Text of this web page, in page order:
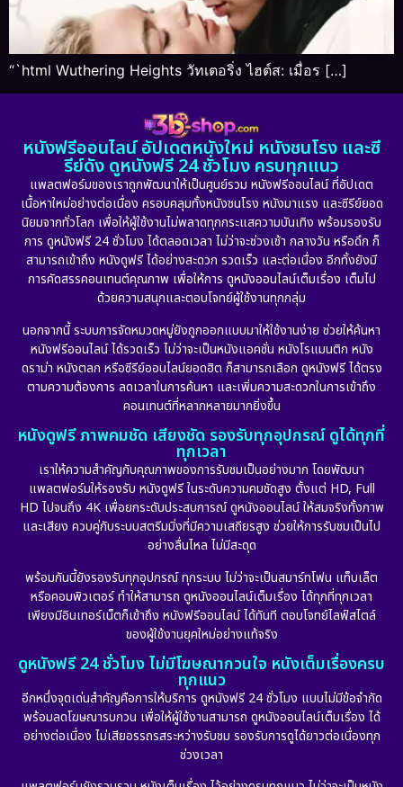
“`html Wuthering Heights วัทเตอริ่ง ไฮต์ส: เมื่อร […]
หนังฟรีออนไลน์ อัปเดตหนังใหม่ หนังชนโรง และซี
รีย์ดัง ดูหนังฟรี 24 ชั่วโมง ครบทุกแนว
แพลตฟอร์มของเราถูกพัฒนาให้เป็นศูนย์รวม หนังฟรีออนไลน์ ที่อัปเดต
เนื้อหาใหม่อย่างต่อเนื่อง ครอบคลุมทั้งหนังชนโรง หนังมาแรง และซีรีย์ยอด
นิยมจากทั่วโลก เพื่อให้ผู้ใช้งานไม่พลาดทุกกระแสความบันเทิง พร้อมรองรับ
การ ดูหนังฟรี 24 ชั่วโมง ได้ตลอดเวลา ไม่ว่าจะช่วงเช้า กลางวัน หรือดึก ก็
สามารถเข้าถึง หนังดูฟรี ได้อย่างสะดวก รวดเร็ว และต่อเนื่อง อีกทั้งยังมี
การคัดสรรคอนเทนต์คุณภาพ เพื่อให้การ ดูหนังออนไลน์เต็มเรื่อง เต็มไป
ด้วยความสนุกและตอบโจทย์ผู้ใช้งานทุกกลุ่ม
นอกจากนี้ ระบบการจัดหมวดหมู่ยังถูกออกแบบมาให้ใช้งานง่าย ช่วยให้ค้นหา
หนังฟรีออนไลน์ ได้รวดเร็ว ไม่ว่าจะเป็นหนังแอคชั่น หนังโรแมนติก หนัง
ดราม่า หนังตลก หรือซีรีย์ออนไลน์ยอดฮิต ก็สามารถเลือก ดูหนังฟรี ได้ตรง
ตามความต้องการ ลดเวลาในการค้นหา และเพิ่มความสะดวกในการเข้าถึง
คอนเทนต์ที่หลากหลายมากยิ่งขึ้น
หนังดูฟรี ภาพคมชัด เสียงชัด รองรับทุกอุปกรณ์ ดูได้ทุกที่
ทุกเวลา
เราให้ความสำคัญกับคุณภาพของการรับชมเป็นอย่างมาก โดยพัฒนา
แพลตฟอร์มให้รองรับ หนังดูฟรี ในระดับความคมชัดสูง ตั้งแต่ HD, Full
HD ไปจนถึง 4K เพื่อยกระดับประสบการณ์ ดูหนังออนไลน์ ให้สมจริงทั้งภาพ
และเสียง ควบคู่กับระบบสตรีมมิ่งที่มีความเสถียรสูง ช่วยให้การรับชมเป็นไป
อย่างลื่นไหล ไม่มีสะดุด
พร้อมกันนี้ยังรองรับทุกอุปกรณ์ ทุกระบบ ไม่ว่าจะเป็นสมาร์ทโฟน แท็บเล็ต
หรือคอมพิวเตอร์ ทำให้สามารถ ดูหนังออนไลน์เต็มเรื่อง ได้ทุกที่ทุกเวลา
เพียงมีอินเทอร์เน็ตก็เข้าถึง หนังฟรีออนไลน์ ได้ทันที ตอบโจทย์ไลฟ์สไตล์
ของผู้ใช้งานยุคใหม่อย่างแท้จริง
ดูหนังฟรี 24 ชั่วโมง ไม่มีโฆษณากวนใจ หนังเต็มเรื่องครบ
ทุกแนว
อีกหนึ่งจุดเด่นสำคัญคือการให้บริการ ดูหนังฟรี 24 ชั่วโมง แบบไม่มีข้อจำกัด
พร้อมลดโฆษณารบกวน เพื่อให้ผู้ใช้งานสามารถ ดูหนังออนไลน์เต็มเรื่อง ได้
อย่างต่อเนื่อง ไม่เสียอรรถรสระหว่างรับชม รองรับการดูได้ยาวต่อเนื่องทุก
ช่วงเวลา